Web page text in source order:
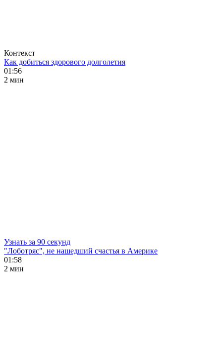
Контекст
Как добиться здорового долголетия
01:56
2 мин
Узнать за 90 секунд
"Лоботряс", не нашедший счастья в Америке
01:58
2 мин